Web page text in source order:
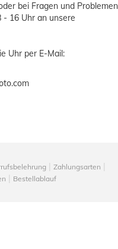
bei Fragen und Problemen
- 16 Uhr an unsere
Uhr per E-Mail:
Zahlungsarten
Bestellablauf